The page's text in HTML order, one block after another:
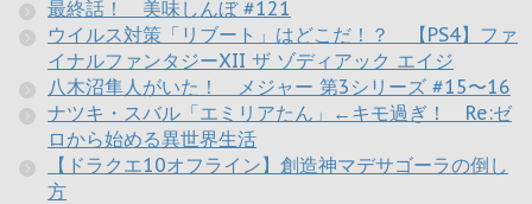
最終話！ 美味しんぼ #121
ウイルス対策「リブート」はどこだ！？ 【PS4】ファ
イナルファンタジーXII ザ ゾディアック エイジ
八木沼隼人がいた！ メジャー 第3シリーズ #15〜16
ナツキ・スバル「エミリアたん」←キモ過ぎ！ Re:ゼ
ロから始める異世界生活
【ドラクエ10オフライン】創造神マデサゴーラの倒し
方